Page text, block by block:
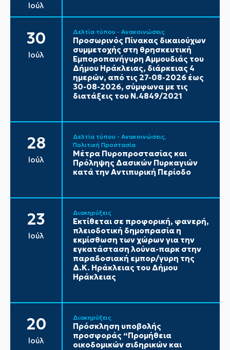
Ιούλ
30
Ιούλ
Δελτία τύπου - Ανακοινώσεις
Προσωρινός Πίνακας δικαιούχων
συμμετοχής στη θρησκευτική
Εμποροπανήγυρη Αμμουδιάς του
Δήμου Ηράκλειας, διάρκειας 4
ημερών, από τις 27-08-2026 έως
30-08-2026, σύμφωνα με τις
διατάξεις του Ν.4849/2021
28
Ιούλ
Δελτία τύπου - Ανακοινώσεις
Πολιτική Προστασία
Μέτρα Πυροπροστασίας και
Πρόληψης Δασικών Πυρκαγιών
κατά την Αντιπυρική Περίοδο
23
Ιούλ
Διακηρύξεις
Εκτίθεται σε προφορική, φανερή,
πλειοδοτική δημοπρασία η
εκμίσθωση των χώρων για την
εγκατάσταση λούνα-παρκ στην
παραδοσιακή εμπορ/γυρη της
Δ.Κ. Ηράκλειας του Δήμου
Ηράκλειας
20
Ιούλ
Διακηρύξεις
Πρόσκληση υποβολής
προσφοράς “Προμήθεια
οικοδομικών σιδηρικών και